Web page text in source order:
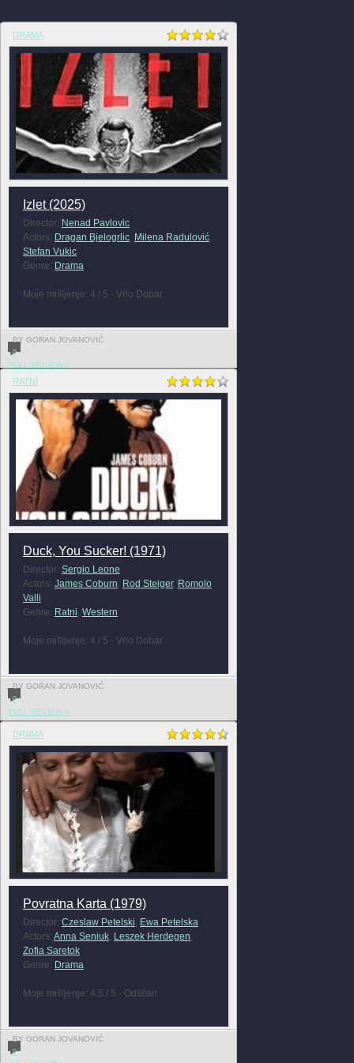
DRAMA
Izlet (2025)
Director: Nenad Pavlovic
Actors: Dragan Bjelogrlic, Milena Radulović,
Stefan Vukic
Genre: Drama
Moje mišljenje: 4 / 5 - Vrlo Dobar
BY GORAN JOVANOVIĆ
0
FULL REVIEW »
RATNI
Duck, You Sucker! (1971)
Director: Sergio Leone
Actors: James Coburn, Rod Steiger, Romolo
Valli
Genre: Ratni, Western
Moje mišljenje: 4 / 5 - Vrlo Dobar
BY GORAN JOVANOVIĆ
0
FULL REVIEW »
DRAMA
Povratna Karta (1979)
Director: Czeslaw Petelski, Ewa Petelska
Actors: Anna Seniuk, Leszek Herdegen,
Zofia Saretok
Genre: Drama
Moje mišljenje: 4.5 / 5 - Odličan
BY GORAN JOVANOVIĆ
0